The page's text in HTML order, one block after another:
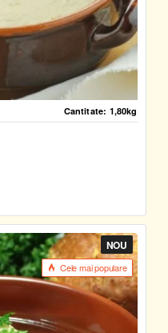
Cantitate: 1,80kg
NOU
Cele mai populare